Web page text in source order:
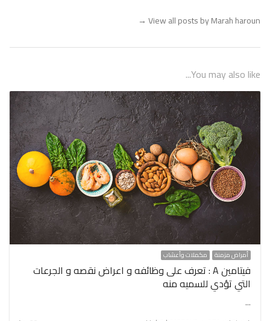
View all posts by Marah haroun
→
You may also like...
أمراض مزمنة مكملات وأعشاب
فيتامين A : تعرف على وظائفه و اعراض نقصه و الجرعات
التي تؤدي للسميه منه
…